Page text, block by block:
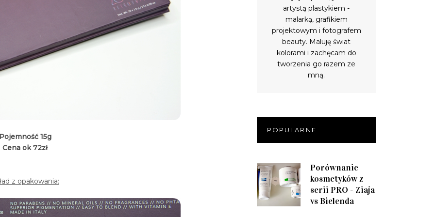
15g
Cena ok 72zł
z opakowania:
artystą plastykiem -
malarką, grafikiem
projektowym i fotografem
beauty. Maluję świat
kolorami i zachęcam do
tworzenia go razem ze
mną.
POPULARNE
Porównanie
kosmetyków z
serii PRO - Ziaja
vs Bielenda